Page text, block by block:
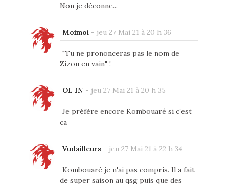
Non je déconne...
Moimoi - jeu 27 Mai 21 à 20 h 36
"Tu ne prononceras pas le nom de
Zizou en vain" !
OL IN - jeu 27 Mai 21 à 20 h 35
Je préfère encore Kombouaré si c’est
ca
Vudailleurs- jeu 27 Mai 21 à 22 h 34
Kombouaré je n'ai pas compris. Il a fait
de super saison au qsg puis que des